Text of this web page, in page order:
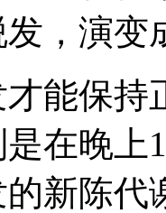
，演变
能保
在晚上
新陈代